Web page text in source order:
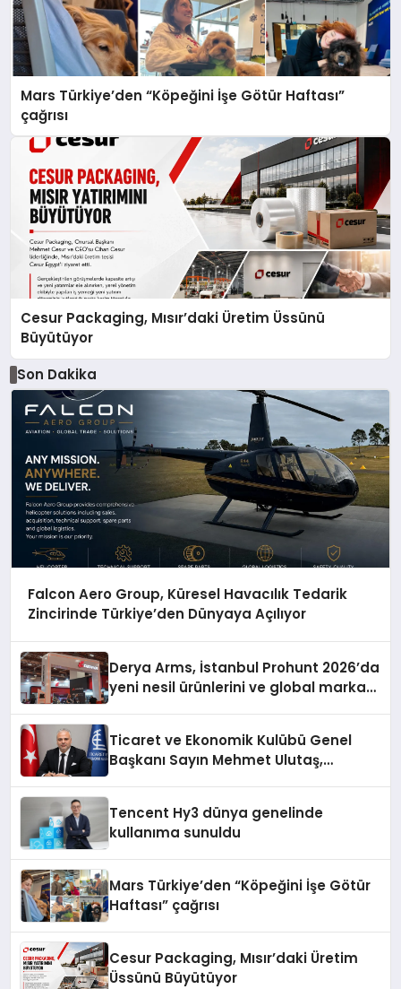
Mars Türkiye’den “Köpeğini İşe Götür Haftası”
çağrısı
Cesur Packaging, Mısır’daki Üretim Üssünü
Büyütüyor
Son Dakika
Falcon Aero Group, Küresel Havacılık Tedarik
Zincirinde Türkiye’den Dünyaya Açılıyor
Derya Arms, İstanbul Prohunt 2026’da
yeni nesil ürünlerini ve global marka
Ticaret ve Ekonomik Kulübü Genel
Başkanı Sayın Mehmet Ulutaş,
Tencent Hy3 dünya genelinde
kullanıma sunuldu
Mars Türkiye’den “Köpeğini İşe Götür
Haftası” çağrısı
Cesur Packaging, Mısır’daki Üretim
Üssünü Büyütüyor